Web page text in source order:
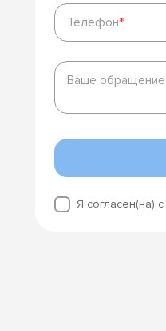
Телефон*
Телефон*
Ваше
обращение
Ваше обращение
Я согласен(на) с